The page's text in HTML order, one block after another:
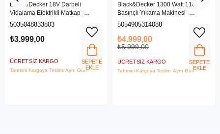
Black&Decker 18V Darbeli
Vidalama Elektrikli Matkap -
BDCHD18SC1K-QW
5035048833803
₺3.999,00
ÜCRETSIZ KARGO
Tahmini Kargoya Teslim: Aynı Gün
SEPETE
EKLE
Black&Decker 1300 Watt 110 Bar
Basınçlı Yıkama Makinesi -
(BEPW1300L-QS)
5054905314088
₺4.999,00
₺5.999,00
ÜCRETSIZ KARGO
Tahmini Kargoya Teslim: Aynı Gün
SEPETE
EKLE